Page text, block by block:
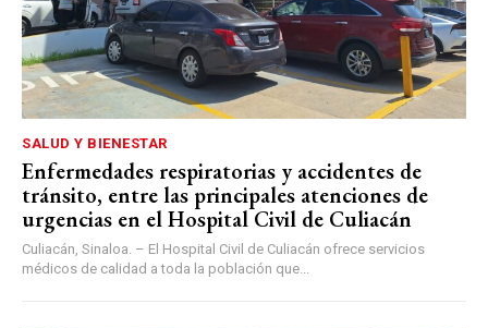
SALUD Y BIENESTAR
Enfermedades respiratorias y accidentes de
tránsito, entre las principales atenciones de
urgencias en el Hospital Civil de Culiacán
Culiacán, Sinaloa. – El Hospital Civil de Culiacán ofrece servicios
médicos de calidad a toda la población que...